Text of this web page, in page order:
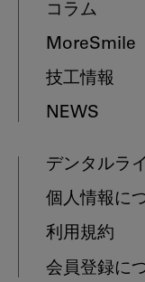
コラム
MoreSmile
技工情報
NEWS
デンタルラ
個人情報に
利用規約
会員登録に